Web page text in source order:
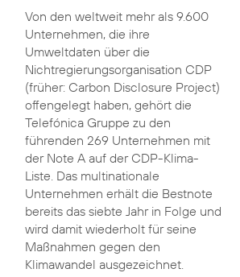
Von den weltweit mehr als 9.600
Unternehmen, die ihre
Umweltdaten über die
Nichtregierungsorganisation CDP
(früher: Carbon Disclosure Project)
offengelegt haben, gehört die
Telefónica Gruppe zu den
führenden 269 Unternehmen mit
der Note A auf der CDP-Klima-
Liste. Das multinationale
Unternehmen erhält die Bestnote
bereits das siebte Jahr in Folge und
wird damit wiederholt für seine
Maßnahmen gegen den
Klimawandel ausgezeichnet.